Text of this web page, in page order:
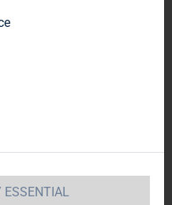
AG
an alle
Real
ESSENTIAL